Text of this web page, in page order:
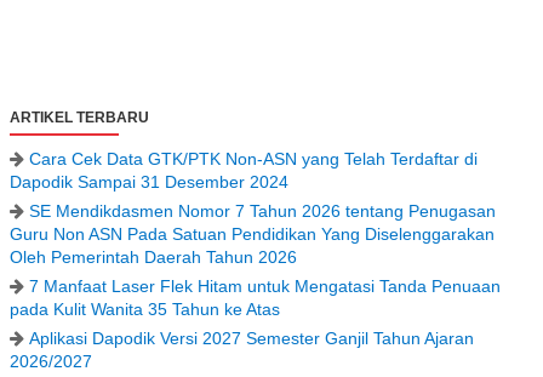
ARTIKEL TERBARU
Cara Cek Data GTK/PTK Non-ASN yang Telah Terdaftar di
Dapodik Sampai 31 Desember 2024
SE Mendikdasmen Nomor 7 Tahun 2026 tentang Penugasan
Guru Non ASN Pada Satuan Pendidikan Yang Diselenggarakan
Oleh Pemerintah Daerah Tahun 2026
7 Manfaat Laser Flek Hitam untuk Mengatasi Tanda Penuaan
pada Kulit Wanita 35 Tahun ke Atas
Aplikasi Dapodik Versi 2027 Semester Ganjil Tahun Ajaran
2026/2027